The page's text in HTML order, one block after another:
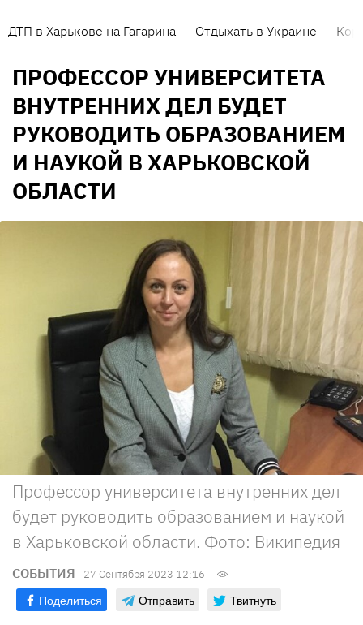
ДТП в Харькове на Гагарина Отдыхать в Украине
ПРОФЕССОР УНИВЕРСИТЕТА
ВНУТРЕННИХ ДЕЛ БУДЕТ
РУКОВОДИТЬ ОБРАЗОВАНИЕМ
И НАУКОЙ В ХАРЬКОВСКОЙ
ОБЛАСТИ
Профессор университета внутренних дел
будет руководить образованием и наукой
в Харьковской области. Фото: Википедия
СОБЫТИЯ 27 Сентября 2023 12:16
Поделиться Отправить Твитнуть